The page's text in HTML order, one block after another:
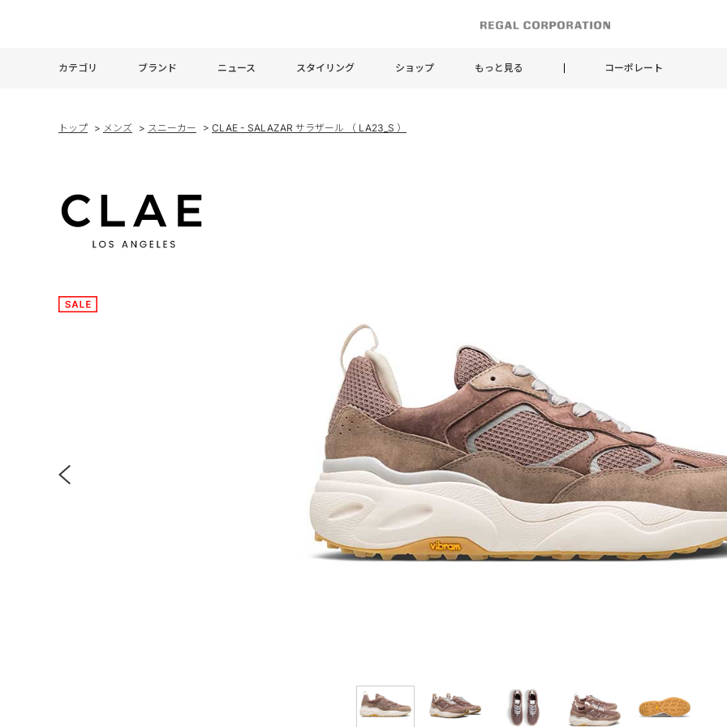
カテゴリ ブランド ニュース スタイリング ショップ もっと見る コーポレート
トップ > メンズ > スニーカー > CLAE - SALAZAR サラザール （ LA23_S ）